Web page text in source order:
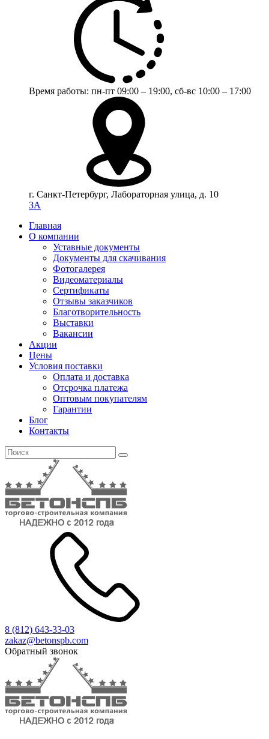
Время работы: пн-пт 09:00 – 19:00, сб-вс 10:00 – 17:00
г. Санкт-Петербург, Лабораторная улица, д. 10
ЗА
Главная
О компании
Уставные документы
Документы для скачивания
Фотогалерея
Видеоматериалы
Сертификаты
Отзывы заказчиков
Благотворительность
Выставки
Вакансии
Акции
Цены
Условия поставки
Оплата и доставка
Отсрочка платежа
Оптовым покупателям
Гарантии
Блог
Контакты
8 (812) 643-33-03
zakaz@betonspb.com
Обратный звонок